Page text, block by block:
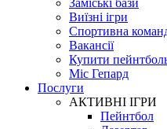
Заміські бази
Виїзні ігри
Спортивна
Вакансії
Купити
Міс Гепард
Послуги
АКТИВНІ ІГРИ
Пейнтбол